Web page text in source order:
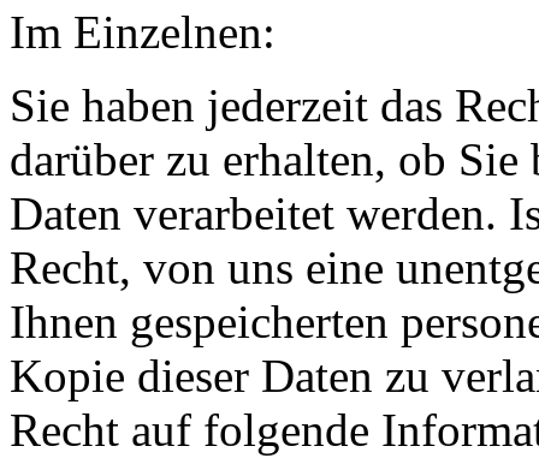
Im Einzelnen:
Sie haben jederzeit das
darüber zu erhalten, ob Sie
Daten verarbeitet werden.
Recht, von uns eine
Ihnen gespeicherten
Kopie dieser Daten zu
Recht auf folgende